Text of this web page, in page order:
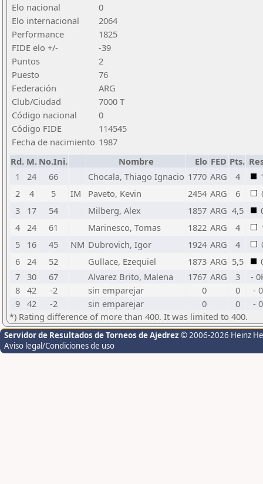
Elo nacional
0
Elo internacional
2064
Performance
1825
FIDE elo +/-
-39
Puntos
2
Puesto
76
Federación
ARG
Club/Ciudad
7000 T
Código nacional
0
Código FIDE
114545
Fecha de nacimiento 1987
Rd. M. No.Ini. Nombre Elo FED Pts.
1
24 66 Chocala, Thiago Ignacio 1770 ARG 4
2
4 5 IM Paveto, Kevin 2454 ARG 6
3
17 54 Milberg, Alex 1857 ARG 4,5
4 24 61 Marinesco, Tomas 1822 ARG 4
5
16 45 NM Dubrovich, Igor 1924 ARG 4
6 24 52 Gullace, Ezequiel 1873 ARG 5,5
7 30 67 Alvarez Brito, Malena 1767 ARG 3
-
8 42 -2 sin emparejar 0 0
- 0
9 42 -2 sin emparejar 0 0
- 0
*) Rating difference of more than 400. It was limited to 400.
Servidor de Resultados de Torneos de Ajedrez © 2006-2026 Heinz
Aviso legal/Condiciones de uso